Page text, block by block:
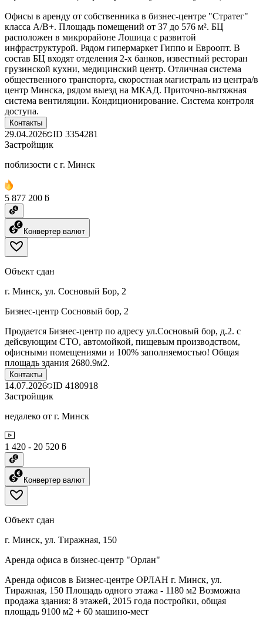
Офисы в аренду от собственника в бизнес-центре "Стратег"
класса A/В+. Площадь помещений от 37 до 576 м². БЦ
расположен в микрорайоне Лошица с развитой
инфраструктурой. Рядом гипермаркет Гиппо и Евроопт. В
состав БЦ входят отделения 2-х банков, известный ресторан
грузинской кухни, медицинский центр. Отличная система
общественного транспорта, скоростная магистраль из центра/в
центр Минска, рядом выезд на МКАД. Приточно-вытяжная
система вентиляции. Кондиционирование. Система контроля
доступа.
Контакты
29.04.2026 ID 3354281
Застройщик
поблизости с г. Минск
5 877 200 ƃ
Конвертер валют
Объект сдан
г. Минск, ул. Сосновый Бор, 2
Бизнес-центр Сосновый бор, 2
Продается Бизнес-центр по адресу ул.Сосновый бор, д.2. с
дейсвующим СТО, автомойкой, пищевым производством,
офисными помещениями и 100% заполняемостью! Общая
площадь здания 2680.9м2.
Контакты
14.07.2026 ID 4180918
Застройщик
недалеко от г. Минск
1 420 - 20 520 ƃ
Конвертер валют
Объект сдан
г. Минск, ул. Тиражная, 150
Аренда офиса в бизнес-центр "Орлан"
Аренда офисов в Бизнес-центре ОРЛАН г. Минск, ул.
Тиражная, 150 Площадь одного этажа - 1180 м2 Возможна
продажа здания: 8 этажей, 2015 года постройки, общая
площадь 9100 м2 + 60 машино-мест